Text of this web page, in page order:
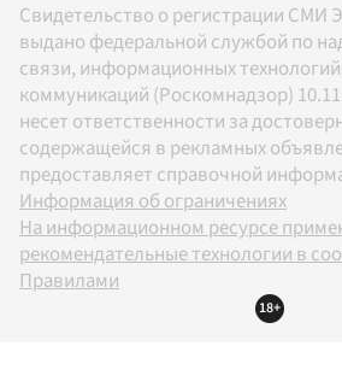
Свидетельство о регистрации СМИ
выдано федеральной службой по
связи, информационных
коммуникаций (Роскомнадзор)
несет ответственности за
содержащейся в рекламных
предоставляет справочной
Информация об ограничениях
На информационном ресурсе
рекомендательные технологии в
Правилами
18+